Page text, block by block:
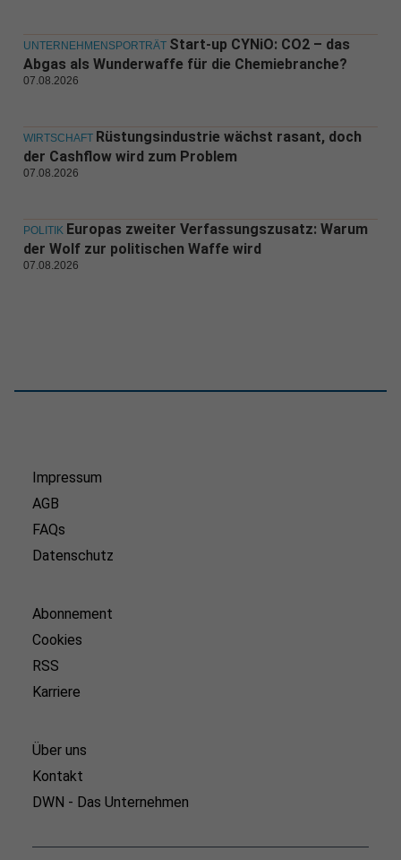
UNTERNEHMENSPORTRÄT Start-up CYNiO: CO2 – das
Abgas als Wunderwaffe für die Chemiebranche?
07.08.2026
WIRTSCHAFT Rüstungsindustrie wächst rasant, doch
der Cashflow wird zum Problem
07.08.2026
POLITIK Europas zweiter Verfassungszusatz: Warum
der Wolf zur politischen Waffe wird
07.08.2026
Impressum
AGB
FAQs
Datenschutz
Abonnement
Cookies
RSS
Karriere
Über uns
Kontakt
DWN - Das Unternehmen